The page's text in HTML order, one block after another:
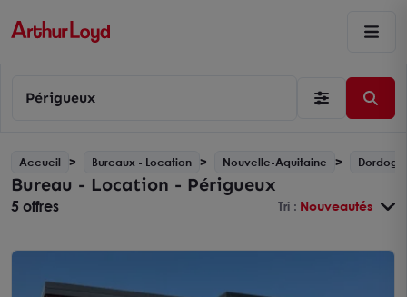
Périgueux
Accueil Bureaux - Location Nouvelle-Aquitaine
Bureau - Location - Périgueux
5 offres Tri : Nouveautés